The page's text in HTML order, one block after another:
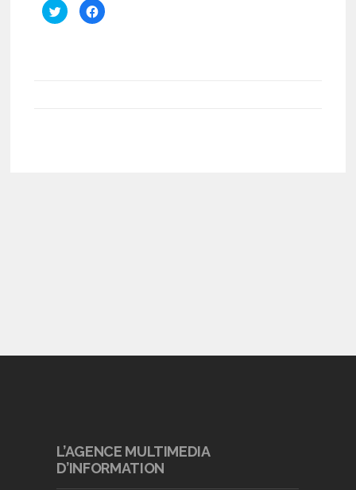
Cliquez
pour
partager
Cliquez
pour
L’AGENCE MULTIMEDIA
D’INFORMATION